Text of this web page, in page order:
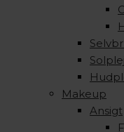
Makeup
Ansigt